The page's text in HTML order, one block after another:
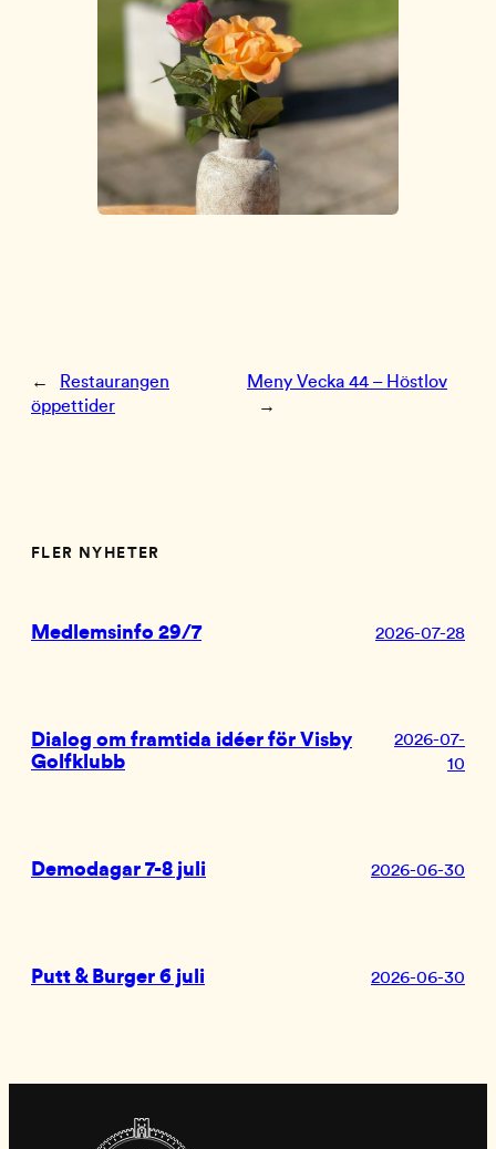
←
Restaurangen
öppettider
Meny Vecka 44 – Höstlov
→
FLER NYHETER
Medlemsinfo 29/7 2026-07-28
Dialog om framtida idéer för Visby
Golfklubb
2026-07-
10
Demodagar 7-8 juli 2026-06-30
Putt & Burger 6 juli 2026-06-30